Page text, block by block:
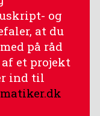
og
at du
med på råd
et projekt
ind til